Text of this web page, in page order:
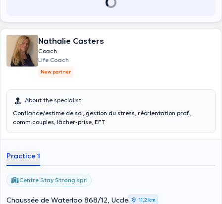
Nathalie Casters
Coach
Life Coach
New partner
About the specialist
Confiance/estime de soi, gestion du stress, réorientation prof.,
comm.couples, lâcher-prise, EFT
Practice 1
Centre Stay Strong sprl
Chaussée de Waterloo 868/12, Uccle 11,2 km